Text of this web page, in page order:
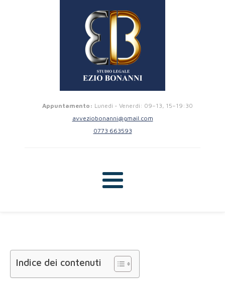
Appuntamento: Lunedi - Venerdi: 09–13, 15–19:30
avveziobonanni@gmail.com
0773 663593
Indice dei contenuti